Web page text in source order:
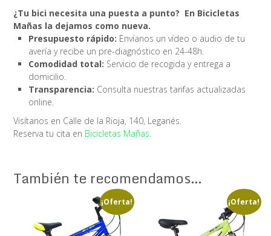
¿Tu bici necesita una puesta a punto? ️ En Bicicletas
Mañas la dejamos como nueva.
Presupuesto rápido: Envíanos un vídeo o audio de tu
avería y recibe un pre-diagnóstico en 24-48h.
Comodidad total: Servicio de recogida y entrega a
domicilio.
Transparencia: Consulta nuestras tarifas actualizadas
online.
Visítanos en Calle de la Rioja, 140, Leganés.
Reserva tu cita en Bicicletas Mañas.
También te recomendamos…
¡Oferta! ¡Oferta!